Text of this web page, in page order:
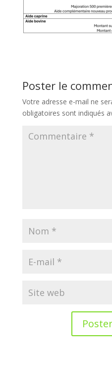
Poster le
Votre adresse e-mail ne
obligatoires sont indiqués